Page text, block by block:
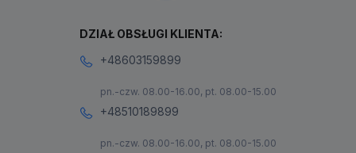
DZIAŁ OBSŁUGI KLIENTA:
+48603159899
pn.-czw. 08.00-16.00, pt. 08.00-15.00
+48510189899
pn.-czw. 08.00-16.00, pt. 08.00-15.00